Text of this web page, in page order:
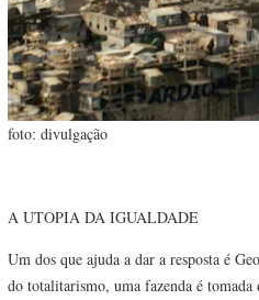
foto: divulgação
A UTOPIA DA IGUALDADE
Um dos que ajuda a dar a resposta é
do totalitarismo, uma fazenda é tomada